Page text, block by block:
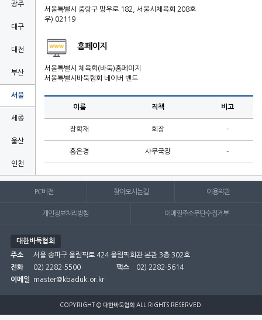
광주
대구
대전
부산
서울
세종
울산
인천
충남
충북

서울특별시 중랑구 망우로 182, 서울시체육회 208호
우) 02119
홈페이지
서울특별시 체육회(바둑)홈페이지
서울특별시바둑협회 네이버 밴드
이름 직책 비고
장학재 회장 -
홍은경 사무국장 -
PC버전 찾아오시는길 이용약관
개인정보처리방침 이메일주소무단수집거부
대한바둑협회
주소
서울 송파구 올림픽로 424 올림픽회관 본관 3층 302호
전화
02) 2282-5500 팩스
02) 2282-5614
이메일
master@kbaduk.or.kr
COPYRIGHT © 대한바둑협회 ALL RIGHTS RESERVED.